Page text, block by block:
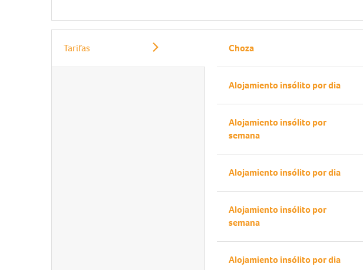
Tarifas Choza
Alojamiento insólito por dia
Alojamiento insólito por
semana
Alojamiento insólito por dia
Alojamiento insólito por
semana
Alojamiento insólito por dia